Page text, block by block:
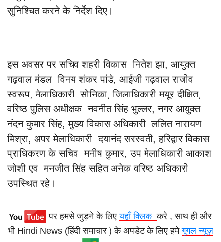
सुनिश्चित करने के निर्देश दिए।
इस अवसर पर सचिव शहरी विकास नितेश झा, आयुक्त
गढ़वाल मंडल विनय शंकर पांडे, आईजी गढ़वाल राजीव
स्वरूप, मेलाधिकारी सोनिका, जिलाधिकारी मयूर दीक्षित,
वरिष्ठ पुलिस अधीक्षक नवनीत सिंह भुल्लर, नगर आयुक्त
नंदन कुमार सिंह, मुख्य विकास अधिकारी ललित नारायण
मिश्रा, अपर मेलाधिकारी दयानंद सरस्वती, हरिद्वार विकास
प्राधिकरण के सचिव मनीष कुमार, उप मेलाधिकारी आकाश
जोशी एवं मनजीत सिंह सहित अनेक वरिष्ठ अधिकारी
उपस्थित रहे।
पर हमसे जुड़ने के लिएयहाँ क्लिककरे , साथ ही और
भी Hindi News (हिंदी समाचार ) के अपडेट के लिए हमेगूगल न्यूज़